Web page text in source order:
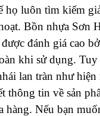
họ luôn tìm kiếm
Bồn nhựa Sơn
đánh giá cao
khi sử dụng. Tuy
lan tràn như
thông tin về sản
hàng. Nếu bạn